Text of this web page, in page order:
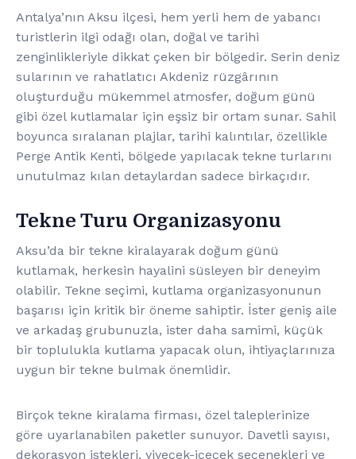
Antalya’nın Aksu ilçesi, hem yerli hem de yabancı
turistlerin ilgi odağı olan, doğal ve tarihi
zenginlikleriyle dikkat çeken bir bölgedir. Serin deniz
sularının ve rahatlatıcı Akdeniz rüzgârının
oluşturduğu mükemmel atmosfer, doğum günü
gibi özel kutlamalar için eşsiz bir ortam sunar. Sahil
boyunca sıralanan plajlar, tarihi kalıntılar, özellikle
Perge Antik Kenti, bölgede yapılacak tekne turlarını
unutulmaz kılan detaylardan sadece birkaçıdır.
Tekne Turu Organizasyonu
Aksu’da bir tekne kiralayarak doğum günü
kutlamak, herkesin hayalini süsleyen bir deneyim
olabilir. Tekne seçimi, kutlama organizasyonunun
başarısı için kritik bir öneme sahiptir. İster geniş aile
ve arkadaş grubunuzla, ister daha samimi, küçük
bir toplulukla kutlama yapacak olun, ihtiyaçlarınıza
uygun bir tekne bulmak önemlidir.
Birçok tekne kiralama firması, özel taleplerinize
göre uyarlanabilen paketler sunuyor. Davetli sayısı,
dekorasyon istekleri, yiyecek-içecek seçenekleri ve